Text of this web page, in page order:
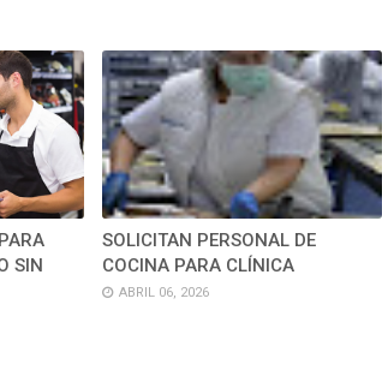
SIN
SOLICITAN PERSONAL DE
COCINA PARA CLÍNICA
ABRIL 06, 2026